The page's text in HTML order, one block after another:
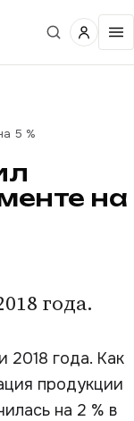
5 %
на
года.
2018 года. Как
продукции
на 2 % в